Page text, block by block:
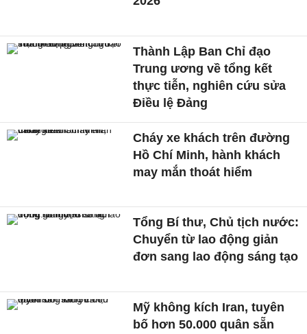
Thành Lập Ban Chỉ đạo
Trung ương về tổng kết
thực tiễn, nghiên cứu sửa
Điều lệ Đảng
Cháy xe khách trên đường
Hồ Chí Minh, hành khách
may mắn thoát hiểm
Tổng Bí thư, Chủ tịch nước:
Chuyển từ lao động giản
đơn sang lao động sáng tạo
Mỹ không kích Iran, tuyên
bố hơn 50.000 quân sẵn